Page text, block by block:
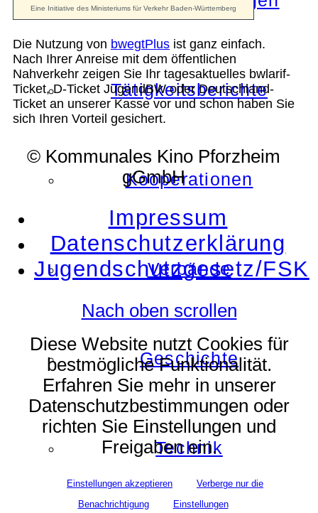
Tätigkeitsberichte
Kooperationen
Verbände
Geschichte
Technik
Die Nutzung von bwegtPlus ist ganz einfach.
Nach Ihrer Anreise mit dem öffentlichen
Nahverkehr zeigen Sie Ihr tagesaktuelles bwlarif-
Ticket, D-Ticket JugendBW oder Deutschland-
Ticket an unserer Kasse vor und schon haben Sie
sich Ihren Vorteil gesichert.
© Kommunales Kino Pforzheim
gGmbH
Impressum
Datenschutzerklärung
Jugendschutzgesetz/FSK
Nach oben scrollen
Diese Website nutzt Cookies für
bestmögliche Funktionalität.
Erfahren Sie mehr in unserer
Datenschutzbestimmungen oder
richten Sie Einstellungen und
Freigaben ein.
Einstellungen akzeptieren
Verberge nur die
Benachrichtigung
Einstellungen